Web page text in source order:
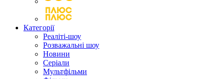
Категорії
Реаліті-шоу
Розважальні шоу
Новини
Серіали
Мультфільми